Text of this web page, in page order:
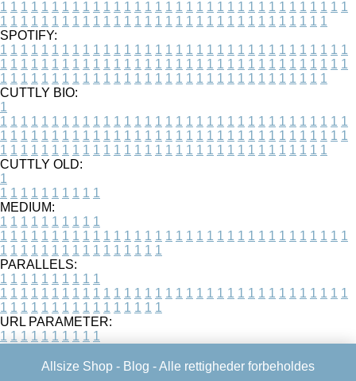
1 1 1 1 1 1 1 1 1 1 1 1 1 1 1 1 1 1 1 1 1 1 1 1 1 1 1 1 1 1 1 1 1 1
1 1 1 1 1 1 1 1 1 1 1 1 1 1 1 1 1 1 1 1 1 1 1 1 1 1 1 1 1 1 1 1
SPOTIFY:
1 1 1 1 1 1 1 1 1 1 1 1 1 1 1 1 1 1 1 1 1 1 1 1 1 1 1 1 1 1 1 1 1 1
1 1 1 1 1 1 1 1 1 1 1 1 1 1 1 1 1 1 1 1 1 1 1 1 1 1 1 1 1 1 1 1 1 1
1 1 1 1 1 1 1 1 1 1 1 1 1 1 1 1 1 1 1 1 1 1 1 1 1 1 1 1 1 1 1 1
CUTTLY BIO:
1
1 1 1 1 1 1 1 1 1 1 1 1 1 1 1 1 1 1 1 1 1 1 1 1 1 1 1 1 1 1 1 1 1 1
1 1 1 1 1 1 1 1 1 1 1 1 1 1 1 1 1 1 1 1 1 1 1 1 1 1 1 1 1 1 1 1 1 1
1 1 1 1 1 1 1 1 1 1 1 1 1 1 1 1 1 1 1 1 1 1 1 1 1 1 1 1 1 1 1 1
CUTTLY OLD:
1
1 1 1 1 1 1 1 1 1 1
MEDIUM:
1 1 1 1 1 1 1 1 1 1
1 1 1 1 1 1 1 1 1 1 1 1 1 1 1 1 1 1 1 1 1 1 1 1 1 1 1 1 1 1 1 1 1 1
1 1 1 1 1 1 1 1 1 1 1 1 1 1 1 1
PARALLELS:
1 1 1 1 1 1 1 1 1 1
1 1 1 1 1 1 1 1 1 1 1 1 1 1 1 1 1 1 1 1 1 1 1 1 1 1 1 1 1 1 1 1 1 1
1 1 1 1 1 1 1 1 1 1 1 1 1 1 1 1
URL PARAMETER:
1 1 1 1 1 1 1 1 1 1
Allsize Shop - Blog - Alle rettigheder forbeholdes